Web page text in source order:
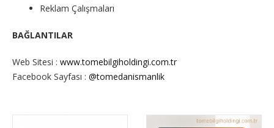
Reklam Çalışmaları
BAĞLANTILAR
Web Sitesi : www.tomebilgiholdingi.com.tr
Facebook Sayfası : @tomedanismanlik